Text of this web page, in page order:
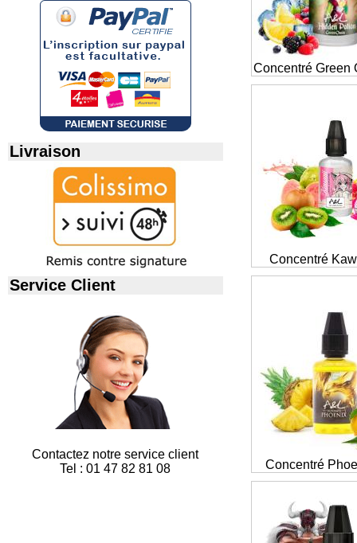
Livraison
Service Client
Contactez notre service client
Tel : 01 47 82 81 08
Concentré Green
Concentré
Concentré